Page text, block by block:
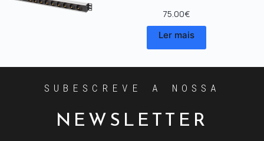
75.00€
Ler mais
SUBESCREVE A NOSSA
NEWSLETTER